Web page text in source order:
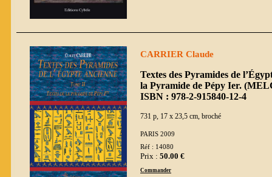
CARRIER Claude
Textes des Pyramides de
la Pyramide de Pépy Ier.
ISBN : 978-2-915840-12-4
731 p, 17 x 23,5 cm, broché
PARIS 2009
Réf : 14080
Prix : 50.00 €
Commander